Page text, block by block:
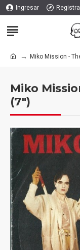
Ingresar
Miko Mission -
Miko
(7")